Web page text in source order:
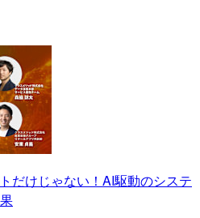
だけじゃない！AI駆動のシステ